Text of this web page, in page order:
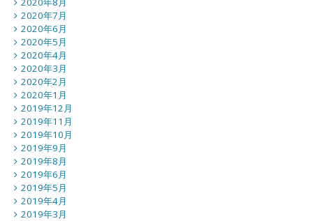
2020年7月
2020年6月
2020年5月
2020年4月
2020年3月
2020年2月
2020年1月
2019年12月
2019年11月
2019年10月
2019年9月
2019年8月
2019年6月
2019年5月
2019年4月
2019年3月